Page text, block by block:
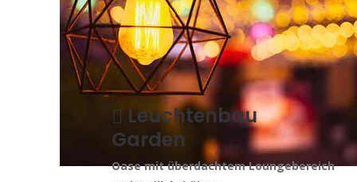
Leuchtenbau
Garden
Oase mit überdachtem Loungebereich